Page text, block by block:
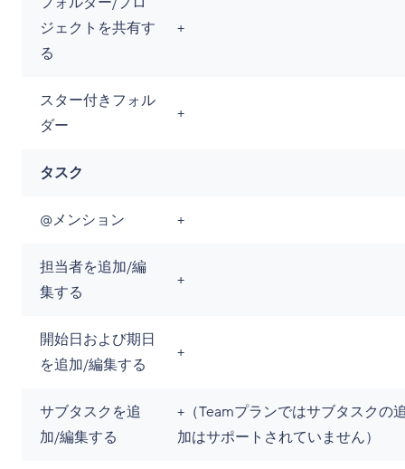
ジェクトを共有す
る
+
スター付きフォル
ダー
+
タスク
@メンション +
担当者を追加/編
集する
+
開始日および期日
を追加/編集する
+
サブタスクを追
加/編集する
+（Teamプランではサブタスクの
加はサポートされていません）